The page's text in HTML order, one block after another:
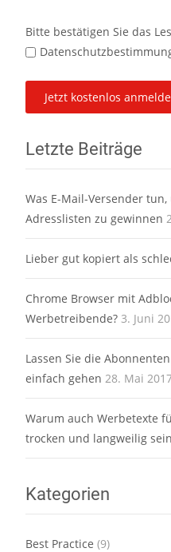
Bitte bestätigen Sie das
Letzte Beiträge
Was E-Mail-Versender tun,
Adresslisten zu gewinnen
Lieber gut kopiert als
Chrome Browser mit
Werbetreibende? 3. Juni
Lassen Sie die
einfach gehen 28. Mai
Warum auch Werbetexte
trocken und langweilig
Kategorien
Best Practice (9)